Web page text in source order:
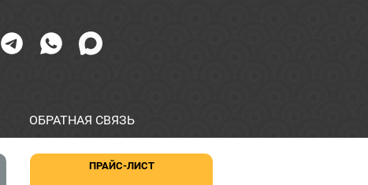
ОБРАТНАЯ СВЯЗЬ
ПРАЙС-ЛИСТ